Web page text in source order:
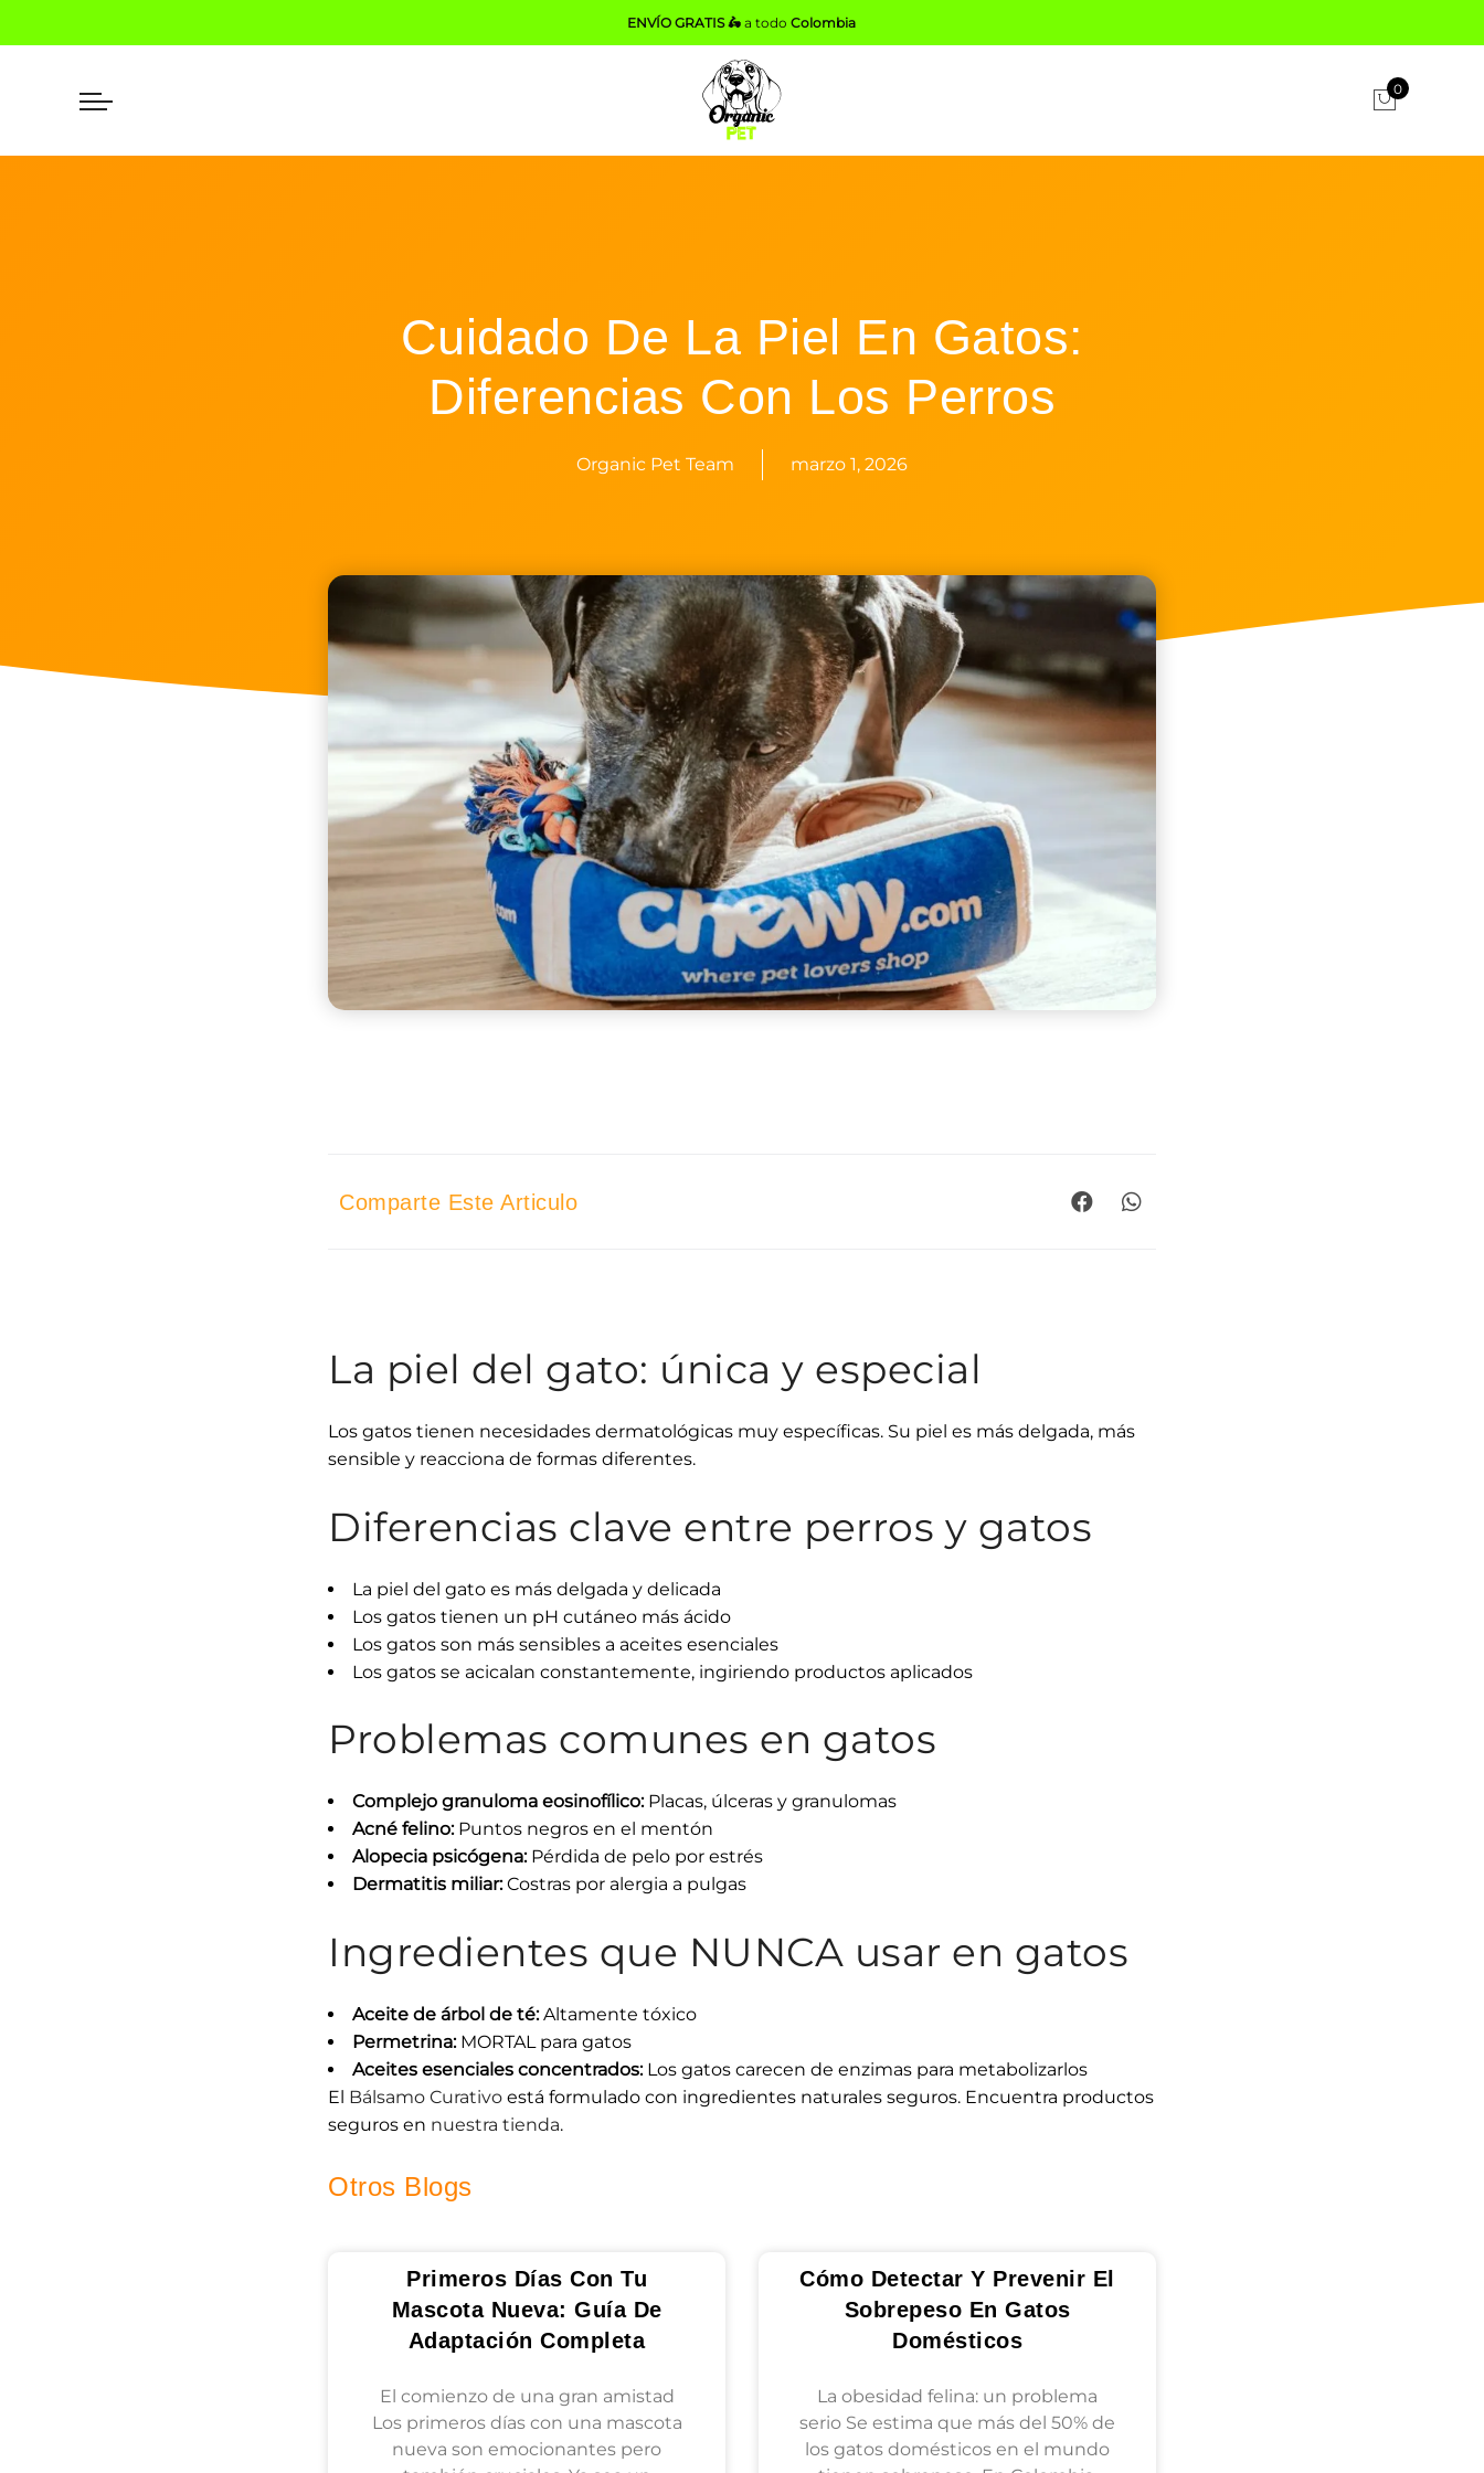
ENVÍO GRATIS 🛵 a todoColombia
0
Cuidado De La Piel En Gatos:
Diferencias Con Los Perros
Organic Pet Team marzo 1, 2026
Comparte Este Articulo
La piel del gato: única y especial
Los gatos tienen necesidades dermatológicas muy específicas. Su piel es más delgada, más
sensible y reacciona de formas diferentes.
Diferencias clave entre perros y gatos
La piel del gato es más delgada y delicada
Los gatos tienen un pH cutáneo más ácido
Los gatos son más sensibles a aceites esenciales
Los gatos se acicalan constantemente, ingiriendo productos aplicados
Problemas comunes en gatos
Complejo granuloma eosinofílico:Placas, úlceras y granulomas
Acné felino:Puntos negros en el mentón
Alopecia psicógena:Pérdida de pelo por estrés
Dermatitis miliar:Costras por alergia a pulgas
Ingredientes que NUNCA usar en gatos
Aceite de árbol de té:Altamente tóxico
Permetrina:MORTAL para gatos
Aceites esenciales concentrados:Los gatos carecen de enzimas para metabolizarlos
El Bálsamo Curativo está formulado con ingredientes naturales seguros. Encuentra productos
seguros en nuestra tienda.
Otros Blogs
Primeros Días Con Tu
Mascota Nueva: Guía De
Adaptación Completa
El comienzo de una gran amistad
Los primeros días con una mascota
nueva son emocionantes pero
Cómo Detectar Y Prevenir El
Sobrepeso En Gatos
Domésticos
La obesidad felina: un problema
serio Se estima que más del 50% de
los gatos domésticos en el mundo